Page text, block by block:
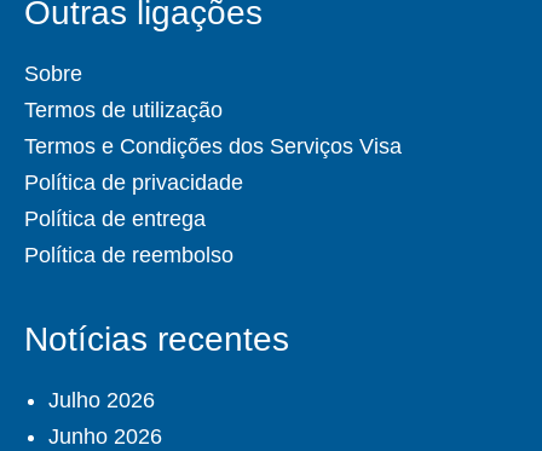
Outras ligações
Sobre
Termos de utilização
Termos e Condições dos Serviços Visa
Política de privacidade
Política de entrega
Política de reembolso
Notícias recentes
Julho 2026
Junho 2026